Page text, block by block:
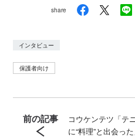
share
インタビュー
保護者向け
前の記事
コウケンテツ「テ
に“料理”と出会った